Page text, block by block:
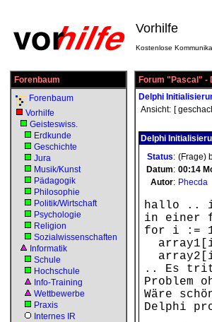
Vorhilfe
Kostenlose
Forenbaum
Forenbaum
Vorhilfe
Geisteswiss.
Erdkunde
Geschichte
Jura
Musik/Kunst
Pädagogik
Philosophie
Politik/Wirtschaft
Psychologie
Religion
Sozialwissenschaften
Informatik
Schule
Hochschule
Info-Training
Wettbewerbe
Praxis
Internes IR
Forum "Pascal" -
Delphi
Ansicht: [
Delphi
Status: (Frage)
Datum: 00:14
Autor: Phecda
hallo ..
in einer
for i := 1
.. Es tritt
Problem
Wäre
Delphi